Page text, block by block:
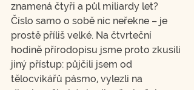
znamená čtyři a půl miliardy let?
Číslo samo o sobě nic neřekne – je
prostě příliš velké. Na čtvrteční
hodině přírodopisu jsme proto zkusili
jiný přístup: půjčili jsem od
tělocvikářů pásmo, vylezli na